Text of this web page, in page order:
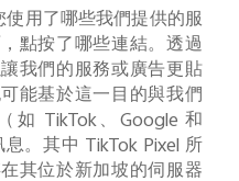
使用了哪些我們提供的服
點按了哪些連結。透過
我們的服務或廣告更貼
能基於這一目的與我們
如 TikTok、 Google 和
。其中 TikTok Pixel 所
其位於新加坡的伺服器